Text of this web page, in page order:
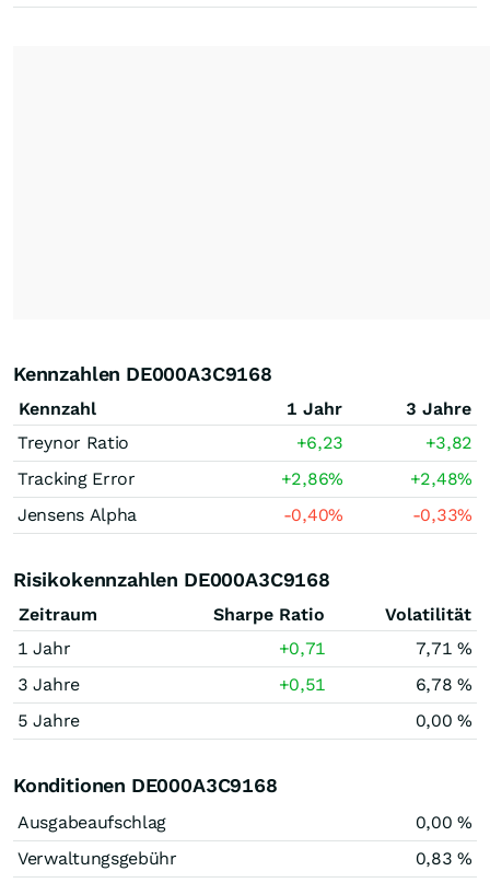
Kennzahlen DE000A3C9168
Kennzahl 1 Jahr
3 Jahre
Treynor Ratio
+6,23
+3,82
Tracking Error
+2,86% +2,48%
Jensens Alpha
-0,40% -0,33%
Risikokennzahlen DE000A3C9168
Zeitraum Sharpe Ratio
Volatilität
1 Jahr
+0,71
7,71 %
3 Jahre
+0,51
6,78 %
5 Jahre
0,00 %
Konditionen DE000A3C9168
Ausgabeaufschlag
0,00 %
Verwaltungsgebühr
0,83 %